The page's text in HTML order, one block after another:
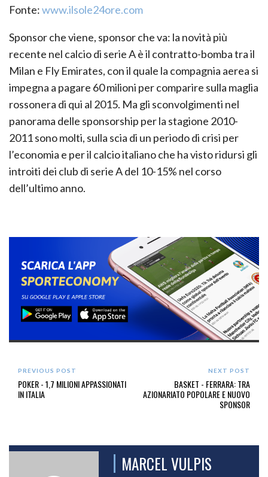
Fonte:www.ilsole24ore.com
Sponsor che viene, sponsor che va: la novità più
recente nel calcio di serie A è il contratto-bomba tra il
Milan e Fly Emirates, con il quale la compagnia aerea si
impegna a pagare 60 milioni per comparire sulla maglia
rossonera di qui al 2015. Ma gli sconvolgimenti nel
panorama delle sponsorship per la stagione 2010-
2011 sono molti, sulla scia di un periodo di crisi per
l’economia e per il calcio italiano che ha visto ridursi gli
introiti dei club di serie A del 10-15% nel corso
dell’ultimo anno.
PREVIOUS POST
POKER - 1,7 MILIONI APPASSIONATI
IN ITALIA
NEXT POST
BASKET - FERRARA: TRA
AZIONARIATO POPOLARE E NUOVO
SPONSOR
MARCEL VULPIS